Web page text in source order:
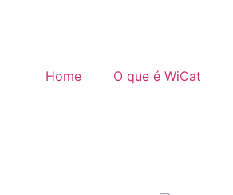
Home O que é WiCat